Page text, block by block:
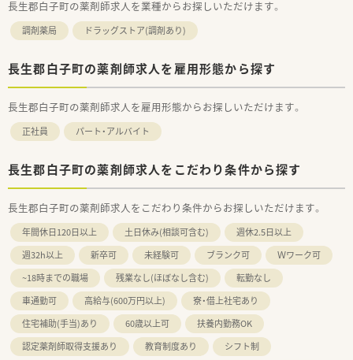
長生郡白子町の薬剤師求人を業種からお探しいただけます。
調剤薬局 ドラッグストア(調剤あり)
長生郡白子町の薬剤師求人を雇用形態から探す
長生郡白子町の薬剤師求人を雇用形態からお探しいただけます。
正社員 パート・アルバイト
長生郡白子町の薬剤師求人をこだわり条件から探す
長生郡白子町の薬剤師求人をこだわり条件からお探しいただけます。
年間休日120日以上 土日休み(相談可含む)
週休2.5日以上
週32h以上
新卒可 未経験可 ブランク可
Ｗワーク可
~18時までの職場
残業なし(ほぼなし含む)
転勤なし
車通勤可
高給与(600万円以上)
寮・借上社宅あり
住宅補助(手当)あり
60歳以上可
扶養内勤務OK
認定薬剤師取得支援あり
教育制度あり
シフト制